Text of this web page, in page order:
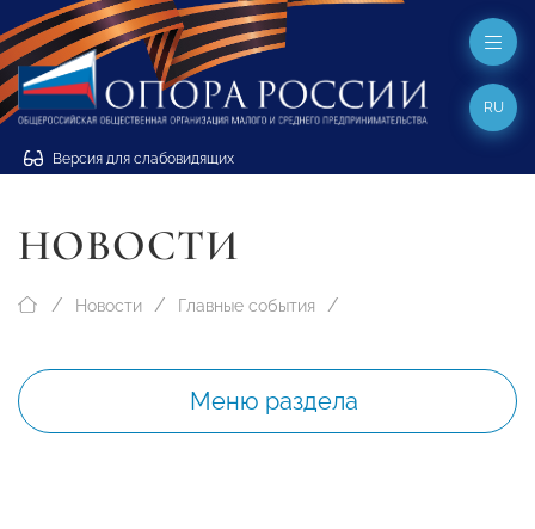
Версия для слабовидящих
RU
НОВОСТИ
Новости Главные события
Меню раздела